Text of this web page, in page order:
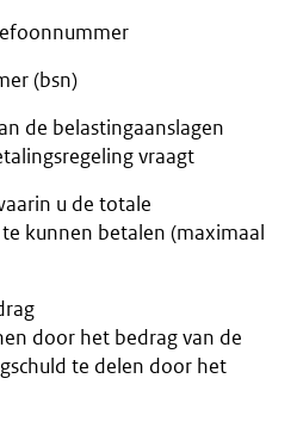
(bsn)
de belastingaanslagen
vraagt
u de totale
kunnen betalen (maximaal
door het bedrag van de
te delen door het